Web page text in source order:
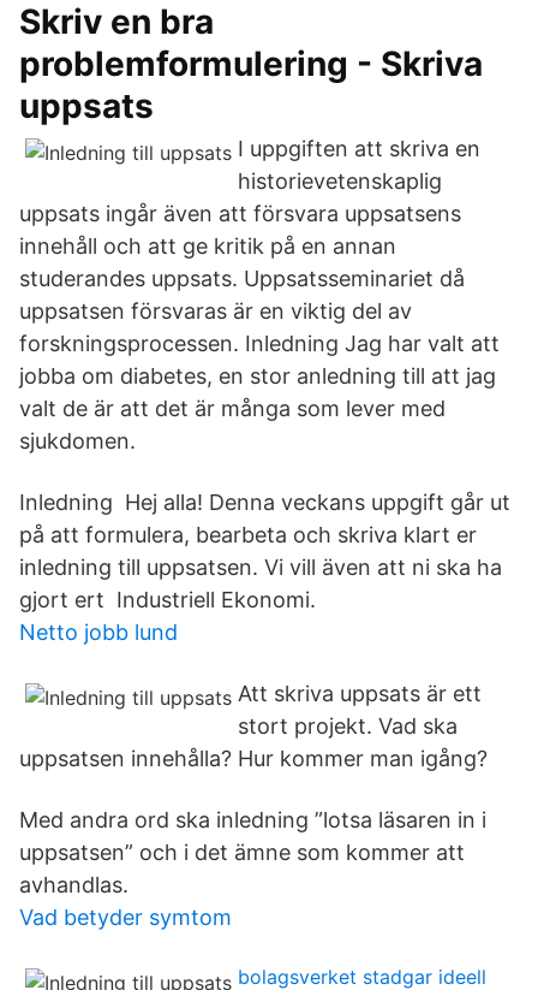
Skriv en bra
problemformulering - Skriva
uppsats
I uppgiften att skriva en
historievetenskaplig
uppsats ingår även att försvara uppsatsens
innehåll och att ge kritik på en annan
studerandes uppsats. Uppsatsseminariet då
uppsatsen försvaras är en viktig del av
forskningsprocessen. Inledning Jag har valt att
jobba om diabetes, en stor anledning till att jag
valt de är att det är många som lever med
sjukdomen.
Inledning Hej alla! Denna veckans uppgift går ut
på att formulera, bearbeta och skriva klart er
inledning till uppsatsen. Vi vill även att ni ska ha
gjort ert Industriell Ekonomi.
Netto jobb lund
Att skriva uppsats är ett
stort projekt. Vad ska
uppsatsen innehålla? Hur kommer man igång?
Med andra ord ska inledning ”lotsa läsaren in i
uppsatsen” och i det ämne som kommer att
avhandlas.
Vad betyder symtom
bolagsverket stadgar ideell